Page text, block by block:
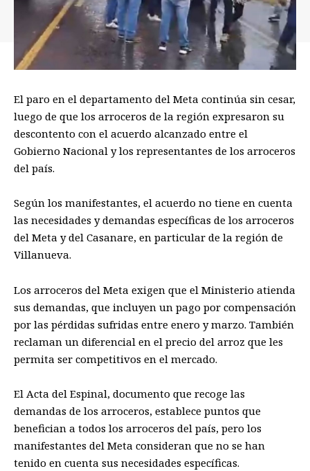
El paro en el departamento del Meta continúa sin cesar,
luego de que los arroceros de la región expresaron su
descontento con el acuerdo alcanzado entre el
Gobierno Nacional y los representantes de los arroceros
del país.
Según los manifestantes, el acuerdo no tiene en cuenta
las necesidades y demandas específicas de los arroceros
del Meta y del Casanare, en particular de la región de
Villanueva.
Los arroceros del Meta exigen que el Ministerio atienda
sus demandas, que incluyen un pago por compensación
por las pérdidas sufridas entre enero y marzo. También
reclaman un diferencial en el precio del arroz que les
permita ser competitivos en el mercado.
El Acta del Espinal, documento que recoge las
demandas de los arroceros, establece puntos que
benefician a todos los arroceros del país, pero los
manifestantes del Meta consideran que no se han
tenido en cuenta sus necesidades específicas.